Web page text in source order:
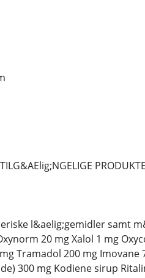
l&aelig;gemidler samt
20 mg Xalol 1 mg
Tramadol 200 mg Imovane
300 mg Kodiene sirup